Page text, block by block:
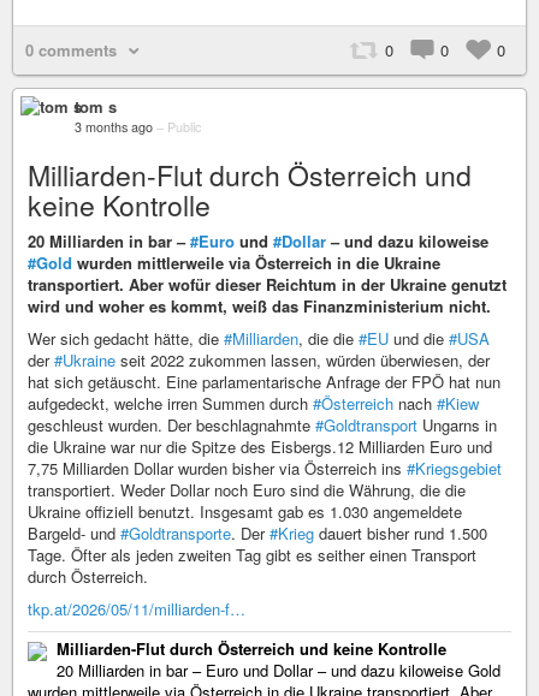
0 comments 0 0 0
tom s
3 months ago – Public
Milliarden-Flut durch Österreich und
keine Kontrolle
20 Milliarden in bar –#Euro und #Dollar– und dazu kiloweise
#Gold wurden mittlerweile via Österreich in die Ukraine
transportiert. Aber wofür dieser Reichtum in der Ukraine genutzt
wird und woher es kommt, weiß das Finanzministerium nicht.
Wer sich gedacht hätte, die #Milliarden, die die #EU und die #USA
der#Ukraine seit 2022 zukommen lassen, würden überwiesen, der
hat sich getäuscht. Eine parlamentarische Anfrage der FPÖ hat nun
aufgedeckt, welche irren Summen durch #Österreich nach #Kiew
geschleust wurden. Der beschlagnahmte #Goldtransport Ungarns in
die Ukraine war nur die Spitze des Eisbergs.12 Milliarden Euro und
7,75 Milliarden Dollar wurden bisher via Österreich ins #Kriegsgebiet
transportiert. Weder Dollar noch Euro sind die Währung, die die
Ukraine offiziell benutzt. Insgesamt gab es 1.030 angemeldete
Bargeld- und #Goldtransporte. Der#Krieg dauert bisher rund 1.500
Tage. Öfter als jeden zweiten Tag gibt es seither einen Transport
durch Österreich.
tkp.at/2026/05/11/milliarden-f…
Milliarden-Flut durch Österreich und keine Kontrolle
20 Milliarden in bar – Euro und Dollar – und dazu kiloweise Gold